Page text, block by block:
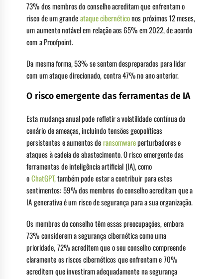
73% dos membros do conselho acreditam que enfrentam o
risco de um grandeataque cibernéticonos próximos 12 meses,
um aumento notável em relação aos 65% em 2022, de acordo
com a Proofpoint.
Da mesma forma, 53% se sentem despreparados para lidar
com um ataque direcionado, contra 47% no ano anterior.
O risco emergente das ferramentas de IA
Esta mudança anual pode refletir a volatilidade contínua do
cenário de ameaças, incluindo tensões geopolíticas
persistentes e aumentos deransomwareperturbadores e
ataques à cadeia de abastecimento. O risco emergente das
ferramentas de inteligência artificial (IA), como
oChatGPT,também pode estar a contribuir para estes
sentimentos: 59% dos membros do conselho acreditam que a
IA generativa é um risco de segurança para a sua organização.
Os membros do conselho têm essas preocupações, embora
73% considerem a segurança cibernética como uma
prioridade, 72% acreditem que o seu conselho compreende
claramente os riscos cibernéticos que enfrentam e 70%
acreditem que investiram adequadamente na segurança